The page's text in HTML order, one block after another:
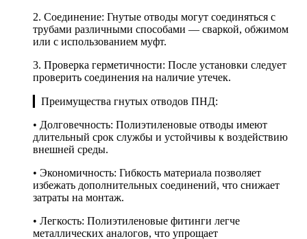
2. Соединение: Гнутые отводы могут соединяться с
трубами различными способами — сваркой, обжимом
или с использованием муфт.
3. Проверка герметичности: После установки следует
проверить соединения на наличие утечек.
▎Преимущества гнутых отводов ПНД:
• Долговечность: Полиэтиленовые отводы имеют
длительный срок службы и устойчивы к воздействию
внешней среды.
• Экономичность: Гибкость материала позволяет
избежать дополнительных соединений, что снижает
затраты на монтаж.
• Легкость: Полиэтиленовые фитинги легче
металлических аналогов, что упрощает